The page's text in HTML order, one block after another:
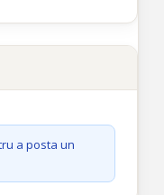
a posta un